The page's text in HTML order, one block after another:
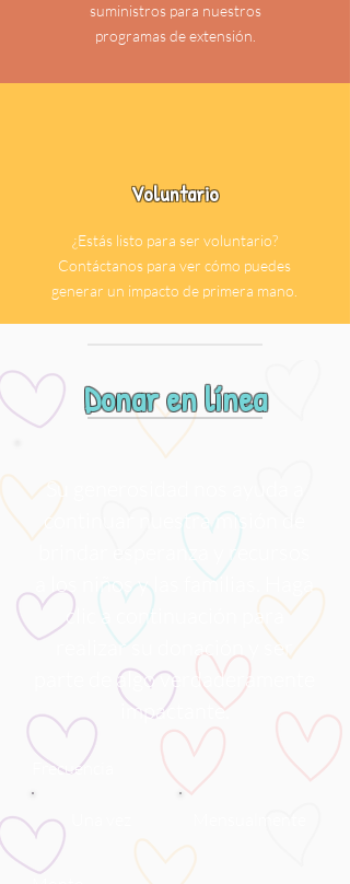
suministros para nuestros
programas de extensión.
Voluntario
¿Estás listo para ser voluntario?
Contáctanos para ver cómo puedes
generar un impacto de primera mano.
Donar en línea
Su generosidad nos ayuda a
continuar nuestra misión de
brindar esperanza y recursos
a los niños y las familias. Haga
clic a continuación para
realizar su donación y ser
parte de algo verdaderamente
impactante.
Frecuencia